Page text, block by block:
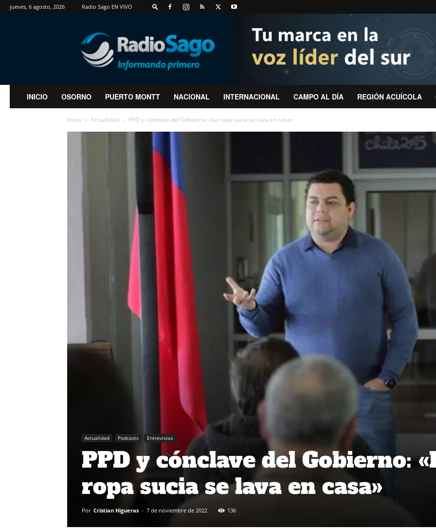
jueves, 6 agosto, 2026 Radio Sago EN VIVO
RadioSago
INICIO OSORNO PUERTO MONTT NACIONAL INTERNACIONAL CAMPO AL DÍA REGIÓN ACUÍCOLA
Inicio Actualidad PPD y cónclave del Gobierno: «La ropa sucia se lava en casa»
Actualidad Podcasts Entrevistas
PPD y cónclave del Gobierno:
ropa sucia se lava en casa»
Por Cristian Higueras - 7 de noviembre de 2022 136